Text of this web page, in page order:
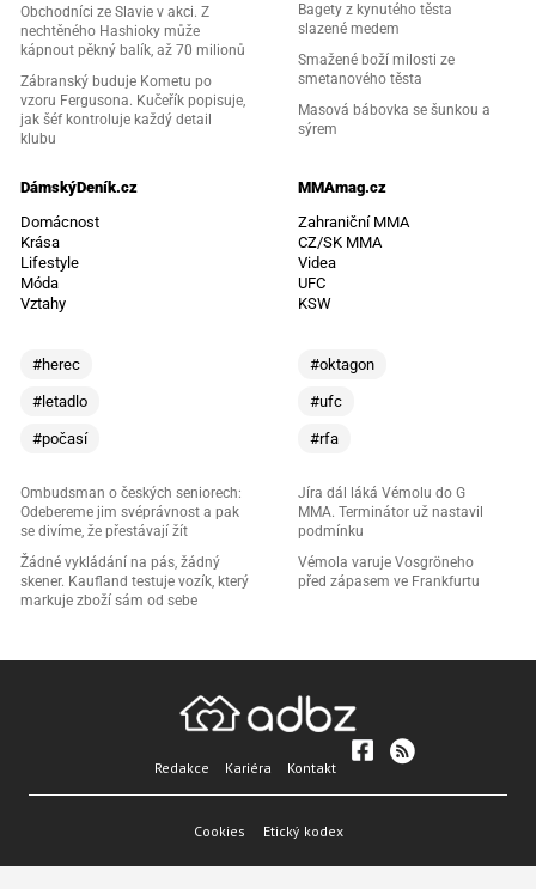
Obchodníci ze Slavie v akci. Z
nechtěného Hashioky může
kápnout pěkný balík, až 70 milionů
Zábranský buduje Kometu po
vzoru Fergusona. Kučeřík popisuje,
jak šéf kontroluje každý detail
klubu
Bagety z kynutého těsta
slazené medem
Smažené boží milosti ze
smetanového těsta
Masová bábovka se šunkou a
sýrem
DámskýDeník.cz
Domácnost
Krása
Lifestyle
Móda
Vztahy
#herec
#letadlo
#počasí
Ombudsman o českých seniorech:
Odebereme jim svéprávnost a pak
se divíme, že přestávají žít
Žádné vykládání na pás, žádný
skener. Kaufland testuje vozík, který
markuje zboží sám od sebe
MMAmag.cz
Zahraniční MMA
CZ/SK MMA
Videa
UFC
KSW
#oktagon
#ufc
#rfa
Jíra dál láká Vémolu do G
MMA. Terminátor už nastavil
podmínku
Vémola varuje Vosgröneho
před zápasem ve Frankfurtu
Redakce Kariéra Kontakt
Cookies Etický kodex